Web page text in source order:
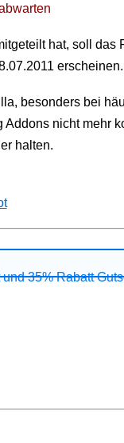
hat, soll das
erscheinen.
besonders bei
nicht mehr
halten.